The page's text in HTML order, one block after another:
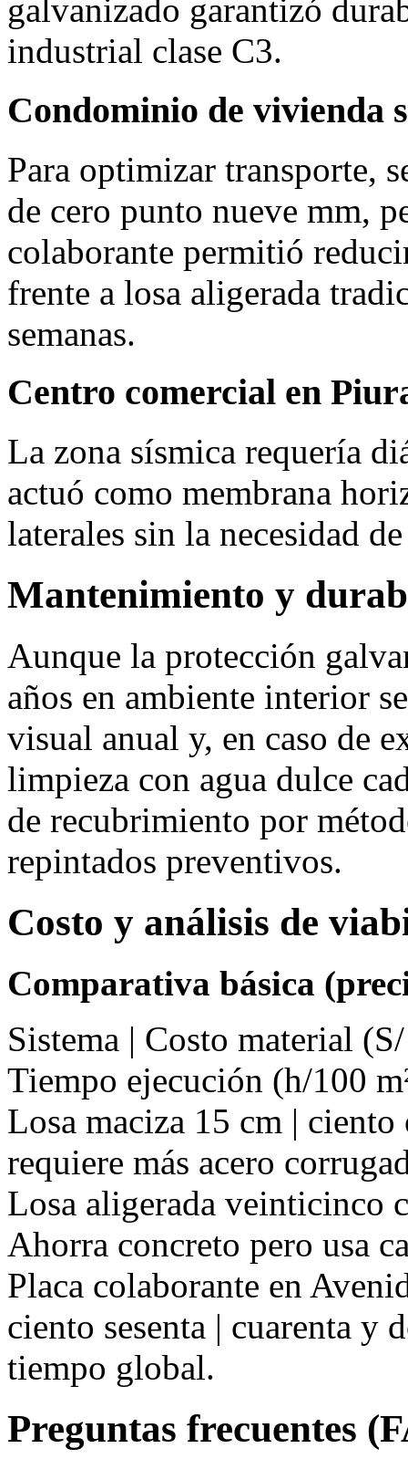
galvanizado garantizó
industrial clase C3.
Condominio de vivienda
Para optimizar transporte,
de cero punto nueve mm,
colaborante permitió
frente a losa aligerada
semanas.
Centro comercial en
La zona sísmica requería
actuó como membrana
laterales sin la necesidad
Mantenimiento y
Aunque la protección
años en ambiente interior
visual anual y, en caso de
limpieza con agua dulce
de recubrimiento por
repintados preventivos.
Costo y análisis de
Comparativa básica
Sistema | Costo material
Tiempo ejecución (h/100
Losa maciza 15 cm |
requiere más acero
Losa aligerada veinticinco
Ahorra concreto pero usa
Placa colaborante en
ciento sesenta | cuarenta y
tiempo global.
Preguntas frecuentes